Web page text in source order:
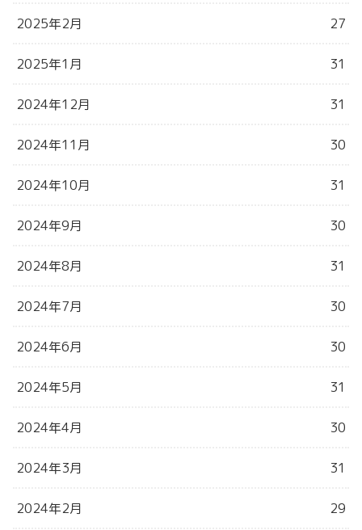
2025年2月 27
2025年1月 31
2024年12月 31
2024年11月 30
2024年10月 31
2024年9月 30
2024年8月 31
2024年7月 30
2024年6月 30
2024年5月 31
2024年4月 30
2024年3月 31
2024年2月 29